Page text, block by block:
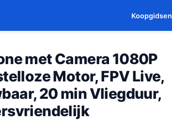
Koopgidsen
met Camera 1080P
Motor, FPV Live,
20 min Vliegduur,